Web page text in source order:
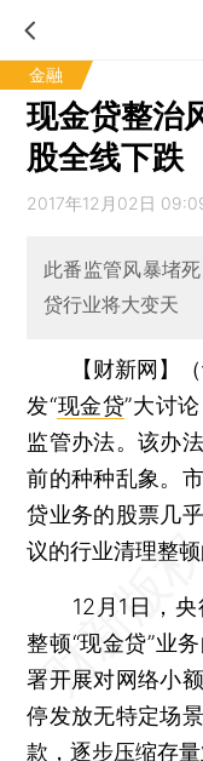
金融
现金贷整治
股全线下跌
2017年12月02日
此番监管风暴堵
贷行业将大变天
【财新网】
发“现金贷”大讨
监管办法。该办
前的种种乱象。
贷业务的股票几
议的行业清理整顿
12月1日，央
整顿“现金贷”业
署开展对网络小
停发放无特定场
款，逐步压缩存